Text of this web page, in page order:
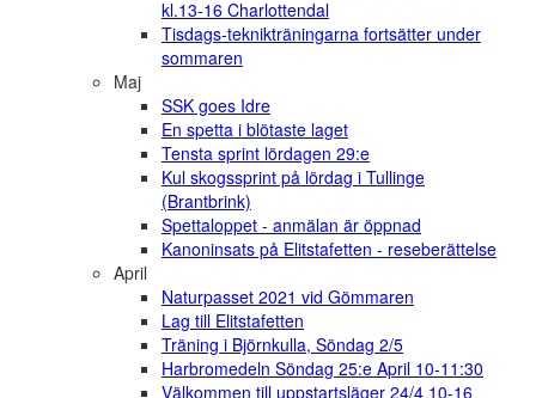
kl.13-16 Charlottendal
Tisdags-teknikträningarna fortsätter under
sommaren
Maj
SSK goes Idre
En spetta i blötaste laget
Tensta sprint lördagen 29:e
Kul skogssprint på lördag i Tullinge
(Brantbrink)
Spettaloppet - anmälan är öppnad
Kanoninsats på Elitstafetten - reseberättelse
April
Naturpasset 2021 vid Gömmaren
Lag till Elitstafetten
Träning i Björnkulla, Söndag 2/5
Harbromedeln Söndag 25:e April 10-11:30
Välkommen till uppstartsläger 24/4 10-16